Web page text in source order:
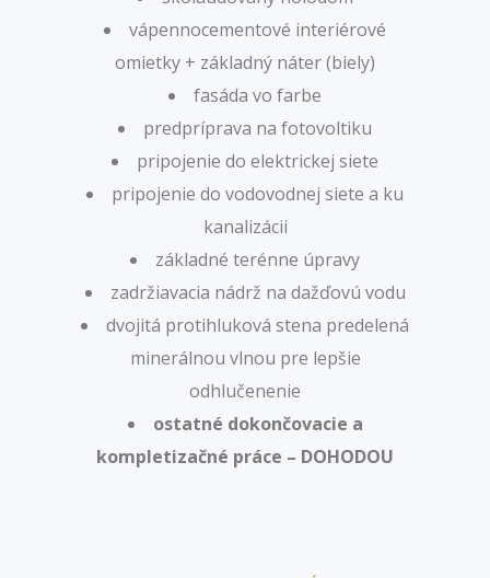
vápennocementové interiérové
omietky + základný náter (biely)
fasáda vo farbe
predpríprava na fotovoltiku
pripojenie do elektrickej siete
pripojenie do vodovodnej siete a ku
kanalizácii
základné terénne úpravy
zadržiavacia nádrž na dažďovú vodu
dvojitá protihluková stena predelená
minerálnou vlnou pre lepšie
odhlučenenie
ostatné dokončovacie a
kompletizačné práce – DOHODOU